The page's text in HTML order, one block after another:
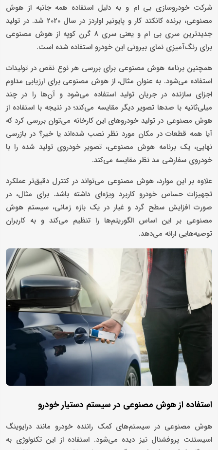
شرکت خودروسازی بی ام و به دلیل استفاده همه جانبه از هوش
مصنوعی، برنده کانکتد کار و پایونیر اواردز در سال 2020 شد. در تولید
جدیدترین سری بی ام و یعنی سری 8 گرن کوپه از هوش مصنوعی
برای رنگ‌آمیزی نمای بیرونی این خودرو استفاده شده است.
همچنین برنامه هوش مصنوعی برای بررسی هر نوع نقص در تولیدات
استفاده می‌شود. به عنوان مثال، از هوش مصنوعی برای ارزیابی مداوم
اجزای سازنده در جریان تولید استفاده می‌شود و آن‌ها را در چند
میلی‎‌ثانیه با صدها تصویر دیگر مقایسه می‌کند؛ در نتیجه با استفاده از
هوش مصنوعی در تولید خودروهای این کارخانه می‌توان بررسی کرد که
آیا همه قطعات در مکان مورد نظر نصب شده‌اند یا خیر؟ در بازرسی
نهایی، یک برنامه هوش مصنوعی، تصویر خودروی تولید شده را با
خودروی سفارشی مد نظر مقایسه می‌کند.
علاوه بر این موارد، هوش مصنوعی می‌تواند در کنترل دقیق‌تر عملکرد
تجهیزات حساس خودرو کاربرد ویژه‌ای داشته باشد. برای مثال، در
صورت افزایش سطح گرد و غبار در یک بازه زمانی، سیستم هوش
مصنوعی بر این اساس الگوریتم‌ها را تنظیم می‌کند و به کاربران
توصیه‌هایی ارائه می‌دهد.
استفاده از هوش مصنوعی در سیستم دستیار خودرو
هوش مصنوعی در سیستم‌های کمک راننده خودرو مانند درایوینگ
اسیستنت پروفشنال نیز دیده می‌شود. استفاده از این تکنولوژی به